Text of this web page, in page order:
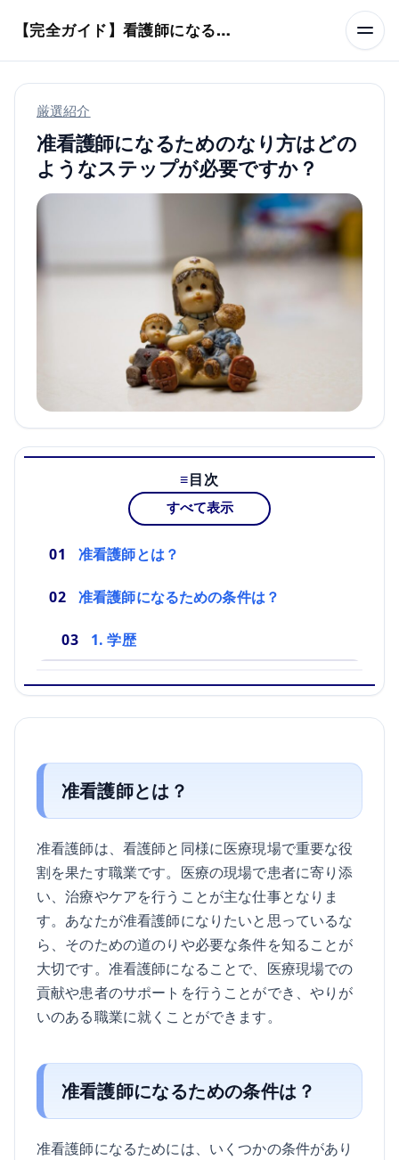
【完全ガイド】看護師になるまでのステップ＆スケジュール
厳選紹介
准看護師になるためのなり方はどの
ようなステップが必要ですか？
目次
すべて表示
准看護師とは？
准看護師になるための条件は？
1. 学歴
准看護師とは？
准看護師は、看護師と同様に医療現場で重要な役
割を果たす職業です。医療の現場で患者に寄り添
い、治療やケアを行うことが主な仕事となりま
す。あなたが准看護師になりたいと思っているな
ら、そのための道のりや必要な条件を知ることが
大切です。准看護師になることで、医療現場での
貢献や患者のサポートを行うことができ、やりが
いのある職業に就くことができます。
准看護師になるための条件は？
准看護師になるためには、いくつかの条件があり